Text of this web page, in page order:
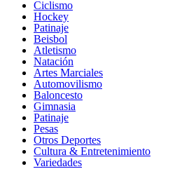
Ciclismo
Hockey
Patinaje
Beisbol
Atletismo
Natación
Artes Marciales
Automovilismo
Baloncesto
Gimnasia
Patinaje
Pesas
Otros Deportes
Cultura & Entretenimiento
Variedades